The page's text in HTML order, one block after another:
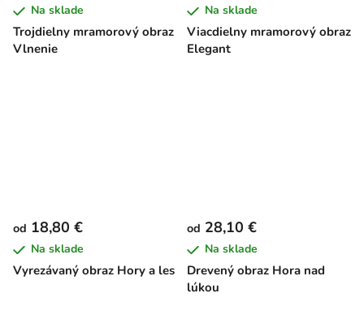
Trojdielny mramorový obraz
Vlnenie
Na sklade
Viacdielny mramorový obraz
Elegant
Na sklade
Vyrezávaný obraz Hory a les
od 18,80 €
Na sklade
Drevený obraz Hora nad
lúkou
od 28,10 €
Na sklade